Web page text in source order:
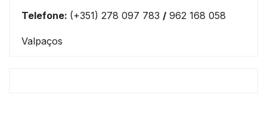
Telefone: (+351) 278 097 783 / 962 168 058
Valpaços